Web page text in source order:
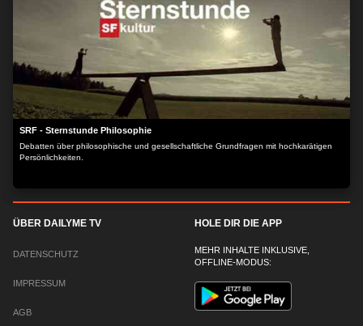
SRF - Sternstunde Philosophie
Debatten über philosophische und gesellschaftliche Grundfragen mit hochkarätigen
Persönlichkeiten.
ÜBER DAILYME TV
DATENSCHUTZ
IMPRESSUM
AGB
HOLE DIR DIE APP
MEHR INHALTE INKLUSIVE,
OFFLINE-MODUS: